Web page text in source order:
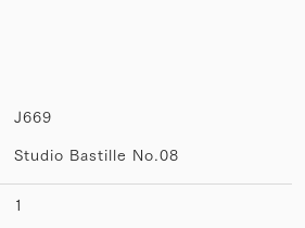
J669
Studio Bastille No.08
1